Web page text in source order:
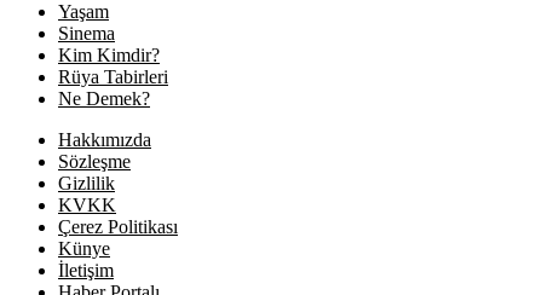
Yaşam
Sinema
Kim Kimdir?
Rüya Tabirleri
Ne Demek?
Hakkımızda
Sözleşme
Gizlilik
KVKK
Çerez Politikası
Künye
İletişim